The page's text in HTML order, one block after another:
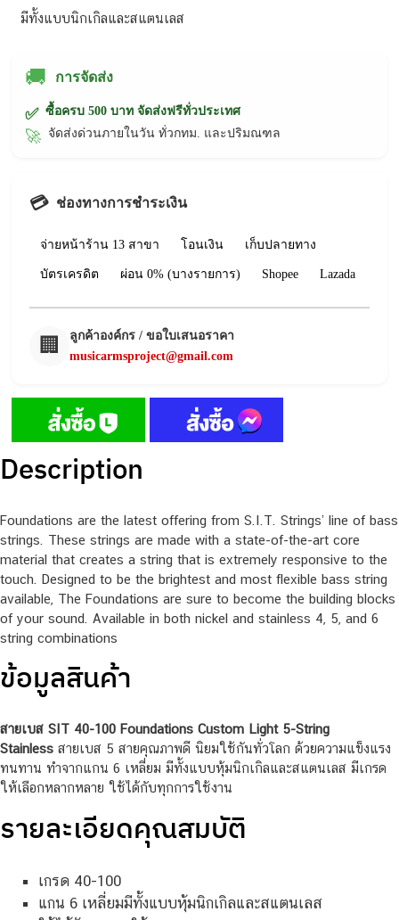
มีทั้งแบบนิกเกิลและสแตนเลส
🚚 การจัดส่ง
✅ ซื้อครบ 500 บาท จัดส่งฟรีทั่วประเทศ
🚀 จัดส่งด่วนภายในวัน ทั่วกทม. และปริมณฑล
💳 ช่องทางการชำระเงิน
จ่ายหน้าร้าน 13 สาขา โอนเงิน เก็บปลายทาง
บัตรเครดิต ผ่อน 0% (บางรายการ) Shopee Lazada
🏢
ลูกค้าองค์กร / ขอใบเสนอราคา
musicarmsproject@gmail.com
Description
Foundations are the latest offering from S.I.T. Strings’ line of bass
strings. These strings are made with a state-of-the-art core
material that creates a string that is extremely responsive to the
touch. Designed to be the brightest and most flexible bass string
available, The Foundations are sure to become the building blocks
of your sound. Available in both nickel and stainless 4, 5, and 6
string combinations
ข้อมูลสินค้า
สายเบส SIT 40-100 Foundations Custom Light 5-String
Stainless สายเบส 5 สายคุณภาพดี นิยมใช้กันทั่วโลก ด้วยความแข็งแรง
ทนทาน ทำจากแกน 6 เหลี่ยม มีทั้งแบบหุ้มนิกเกิลและสแตนเลส มีเกรด
ให้เลือกหลากหลาย ใช้ได้กับทุกการใช้งาน
รายละเอียดคุณสมบัติ
เกรด 40-100
แกน 6 เหลี่ยมมีทั้งแบบหุ้มนิกเกิลและสแตนเลส